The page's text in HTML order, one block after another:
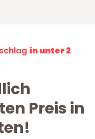
in unter 2
Preis in